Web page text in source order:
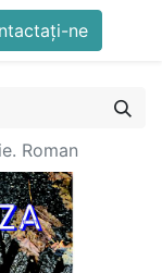
ne
Roman